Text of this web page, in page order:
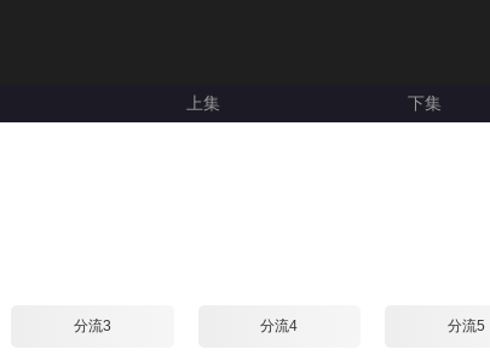
上集 下集
分流3 分流4 分流5